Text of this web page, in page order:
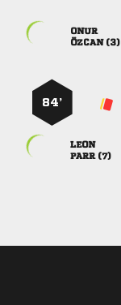

 
84’

 